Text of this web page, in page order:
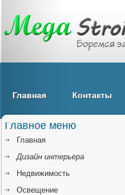
Главная Контакты
Главное меню
Главная
Дизайн интерьера
Недвижимость
Освещение